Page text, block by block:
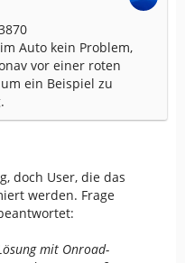
Auto kein Problem,
vor einer roten
ein Beispiel zu
doch User, die das
werden. Frage
mit Onroad-